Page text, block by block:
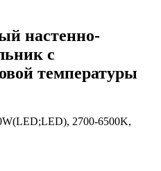
настенно-
с
температуры
2700-6500K,